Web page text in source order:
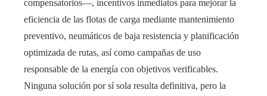
compensatorios—, incentivos inmediatos para mejorar la
eficiencia de las flotas de carga mediante mantenimiento
preventivo, neumáticos de baja resistencia y planificación
optimizada de rutas, así como campañas de uso
responsable de la energía con objetivos verificables.
Ninguna solución por sí sola resulta definitiva, pero la